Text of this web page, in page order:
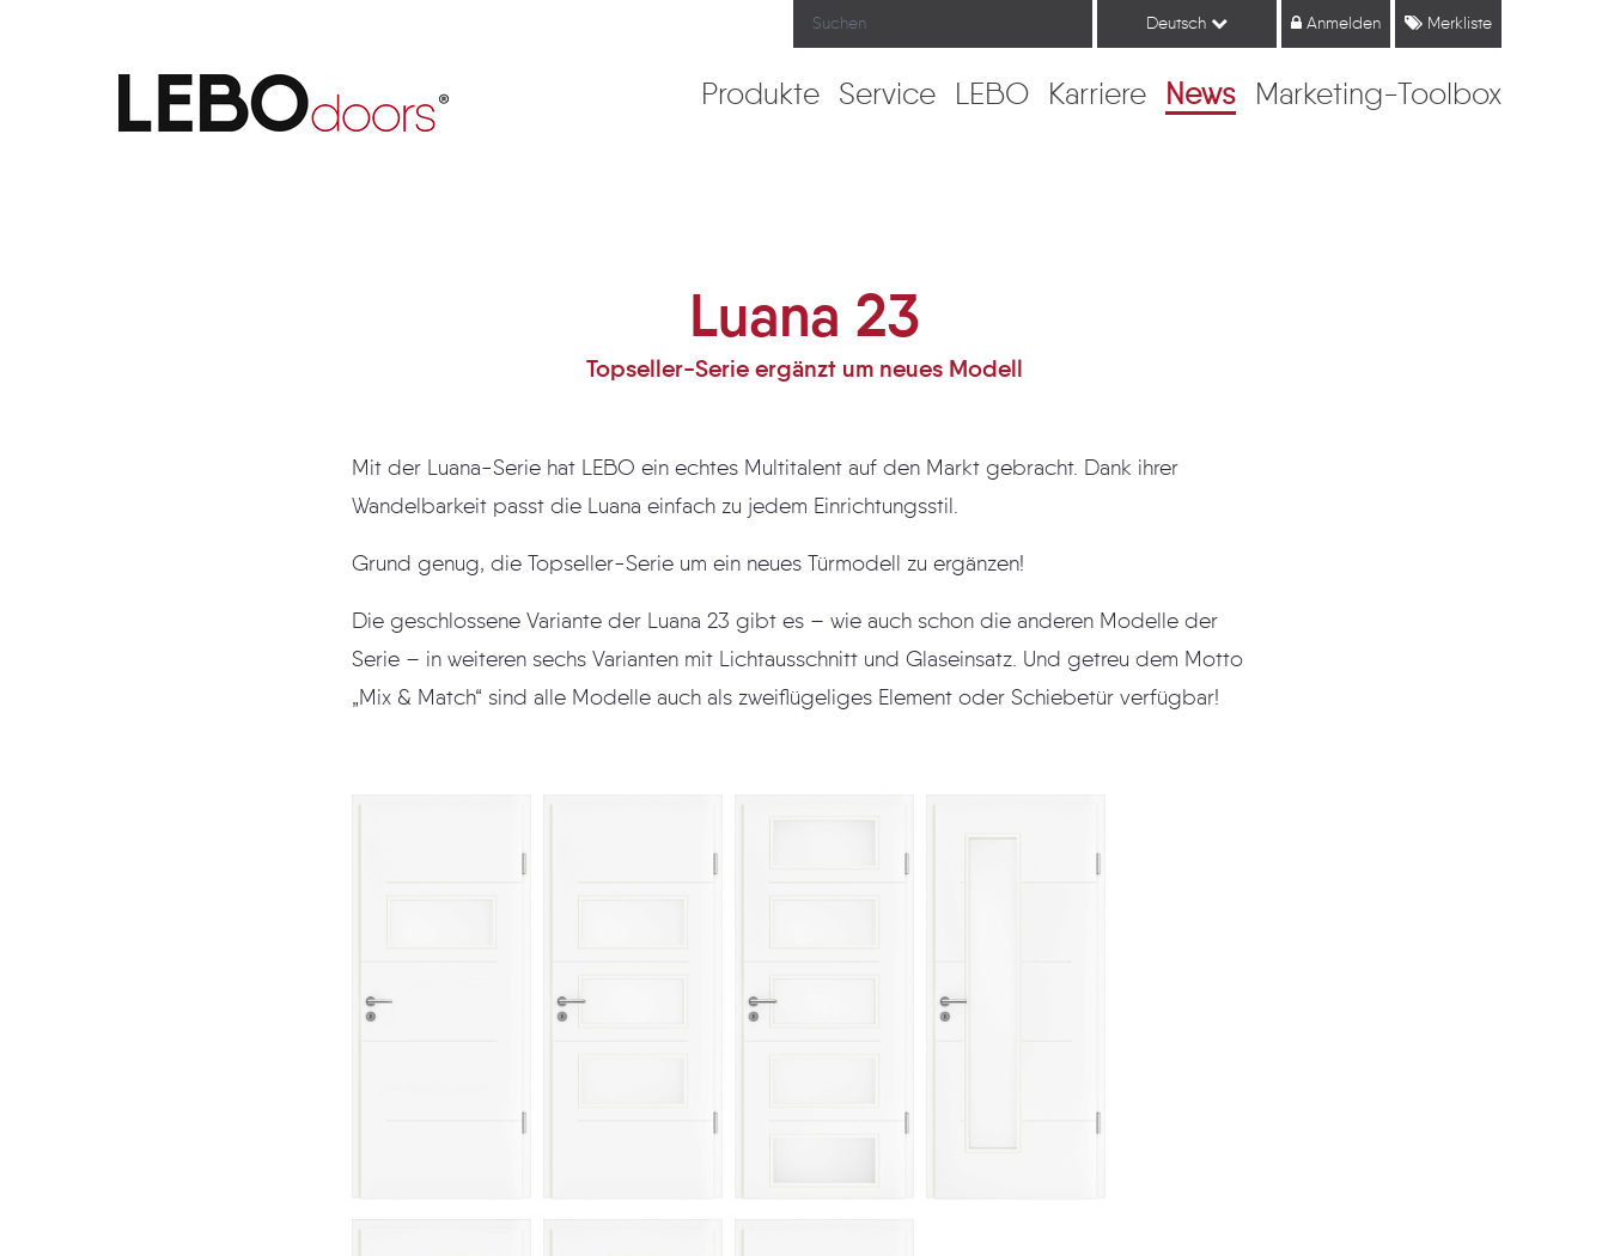
Deutsch Anmelden Merkliste
Produkte Service LEBO Karriere News Marketing-Toolbox
Luana 23
Topseller-Serie ergänzt um neues Modell
Mit der Luana-Serie hat LEBO ein echtes Multitalent auf den Markt gebracht. Dank ihrer
Wandelbarkeit passt die Luana einfach zu jedem Einrichtungsstil.
Grund genug, die Topseller-Serie um ein neues Türmodell zu ergänzen!
Die geschlossene Variante der Luana 23 gibt es – wie auch schon die anderen Modelle der
Serie – in weiteren sechs Varianten mit Lichtausschnitt und Glaseinsatz. Und getreu dem Motto
„Mix & Match“ sind alle Modelle auch als zweiflügeliges Element oder Schiebetür verfügbar!